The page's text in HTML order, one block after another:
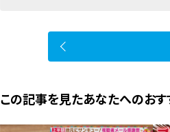
この記事を見たあなたへのおす